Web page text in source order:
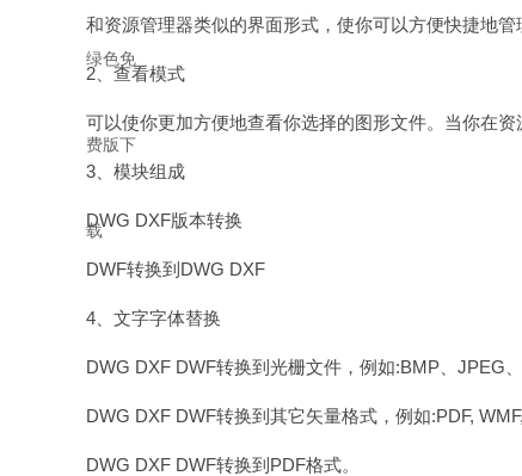
和资源管理器类似的界面形式，使你可以方便快捷地
2、查看模式
可以使你更加方便地查看你选择的图形文件。当你在
3、模块组成
DWG DXF版本转换
DWF转换到DWG DXF
4、文字字体替换
DWG DXF DWF转换到光栅文件，例如:BMP、JPEG、
DWG DXF DWF转换到其它矢量格式，例如:PDF,
DWG DXF DWF转换到PDF格式。